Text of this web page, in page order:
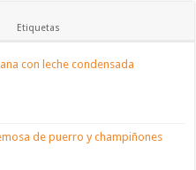
Etiquetas
con leche condensada
de puerro y champiñones